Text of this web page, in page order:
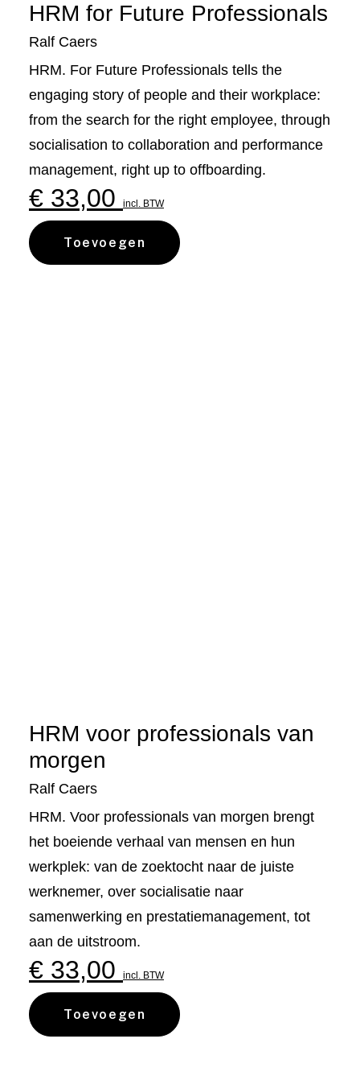
HRM for Future Professionals
Ralf Caers
HRM. For Future Professionals tells the
engaging story of people and their workplace:
from the search for the right employee, through
socialisation to collaboration and performance
management, right up to offboarding.
€ 33,00 incl. BTW
Toevoegen
HRM voor professionals van
morgen
Ralf Caers
HRM. Voor professionals van morgen brengt
het boeiende verhaal van mensen en hun
werkplek: van de zoektocht naar de juiste
werknemer, over socialisatie naar
samenwerking en prestatiemanagement, tot
aan de uitstroom.
€ 33,00 incl. BTW
Toevoegen